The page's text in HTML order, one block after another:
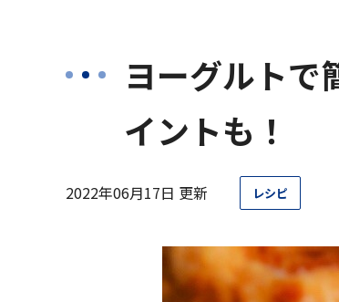
ヨーグルトで
イントも！
2022年06月17日 更新 レシピ